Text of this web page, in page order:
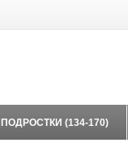
ПОДРОСТКИ (134-170)